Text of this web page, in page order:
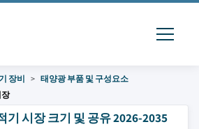
장비
태양광 부품 및 구성요소
장
기 시장 크기 및 공유 2026-2035